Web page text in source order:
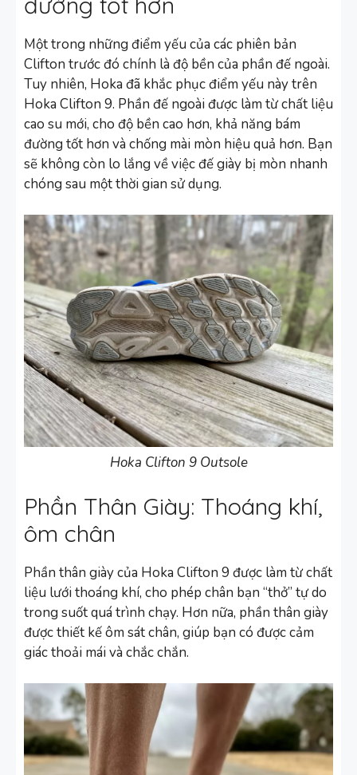
Một trong những điểm yếu của các phiên bản
Clifton trước đó chính là độ bền của phần đế ngoài.
Tuy nhiên, Hoka đã khắc phục điểm yếu này trên
Hoka Clifton 9. Phần đế ngoài được làm từ chất liệu
cao su mới, cho độ bền cao hơn, khả năng bám
đường tốt hơn và chống mài mòn hiệu quả hơn. Bạn
sẽ không còn lo lắng về việc đế giày bị mòn nhanh
chóng sau một thời gian sử dụng.
Hoka Clifton 9 Outsole
Phần Thân Giày: Thoáng khí,
ôm chân
Phần thân giày của Hoka Clifton 9 được làm từ chất
liệu lưới thoáng khí, cho phép chân bạn “thở” tự do
trong suốt quá trình chạy. Hơn nữa, phần thân giày
được thiết kế ôm sát chân, giúp bạn có được cảm
giác thoải mái và chắc chắn.